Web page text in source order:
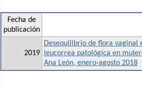
Fecha de
publicación
2019
Desequilibrio de flora vaginal
leucorrea patológica en
Ana León, enero-agosto 2018